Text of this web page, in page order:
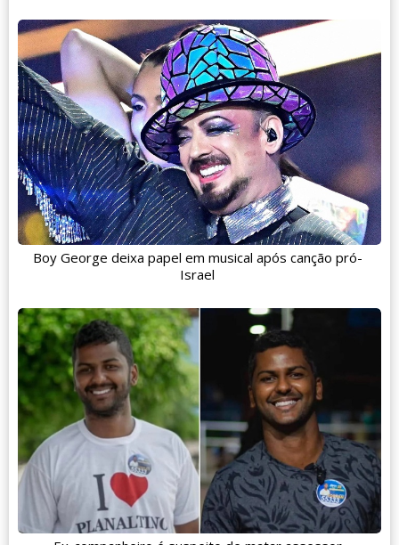
Boy George deixa papel em musical após canção pró-
Israel